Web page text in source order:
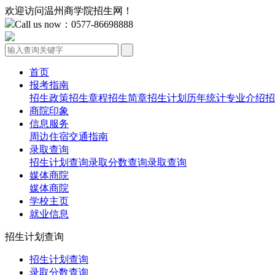
欢迎访问温州商学院招生网！
Call us now：0577-86698888
首页
报考指南
招生政策招生章程招生简章招生计划 历年统计专业介绍
商院印象
信息服务
周边住宿交通指南
录取查询
招生计划查询录取分数查询录取查询
媒体商院
媒体商院
学校主页
就业信息
招生计划查询
招生计划查询
录取分数查询